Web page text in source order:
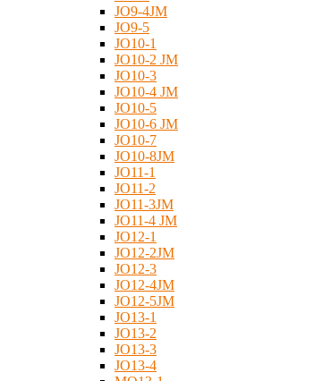
JO9-4JM
JO9-5
JO10-1
JO10-2 JM
JO10-3
JO10-4 JM
JO10-5
JO10-6 JM
JO10-7
JO10-8JM
JO11-1
JO11-2
JO11-3JM
JO11-4 JM
JO12-1
JO12-2JM
JO12-3
JO12-4JM
JO12-5JM
JO13-1
JO13-2
JO13-3
JO13-4